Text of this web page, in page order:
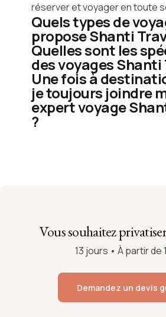
réserver et voyager en toute
Quels types de
propose Shanti
Quelles sont les
des voyages Shanti
Une fois à
je toujours joindre
expert voyage
?
Vous souhaitez
13 jours • À partir de
Demandez un devis